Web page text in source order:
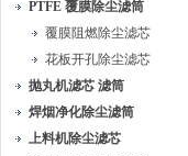
PTFE 覆膜除尘滤筒
覆膜阻燃除尘滤芯
花板开孔除尘滤芯
抛丸机滤芯 滤筒
焊烟净化除尘滤筒
上料机除尘滤芯